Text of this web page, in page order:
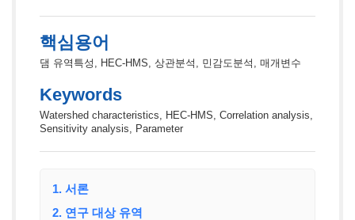
핵심용어
댐 유역특성, HEC-HMS, 상관분석, 민감도분석, 매개변수
Keywords
Watershed characteristics, HEC-HMS, Correlation analysis,
Sensitivity analysis, Parameter
1. 서론
2. 연구 대상 유역